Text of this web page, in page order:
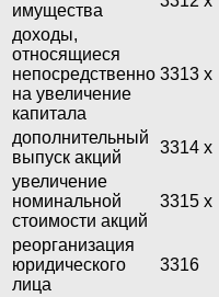
имущества
доходы,
относящиеся
непосредственно
на увеличение
капитала
3313 х
дополнительный
выпуск акций
3314 х
увеличение
номинальной
стоимости акций
3315 х
реорганизация
юридического
лица
3316